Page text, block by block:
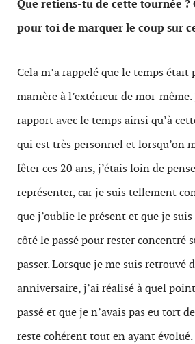
Que retiens-tu de cette tournée ?
pour toi de marquer le coup sur
Cela m’a rappelé que le temps était
manière à l’extérieur de moi-même.
rapport avec le temps ainsi qu’à
qui est très personnel et lorsqu’on
fêter ces 20 ans, j’étais loin de
représenter, car je suis tellement
que j’oublie le présent et que je
côté le passé pour rester concentré
passer. Lorsque je me suis retrouvé
anniversaire, j’ai réalisé à quel
passé et que je n’avais pas eu tort
reste cohérent tout en ayant